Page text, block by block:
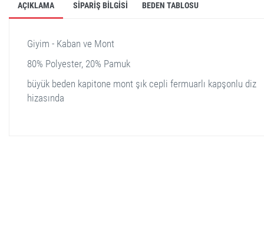
AÇIKLAMA SIPARIŞ BILGISI BEDEN TABLOSU
Giyim - Kaban ve Mont
80% Polyester, 20% Pamuk
büyük beden kapitone mont şık cepli fermuarlı kapşonlu diz
hizasında